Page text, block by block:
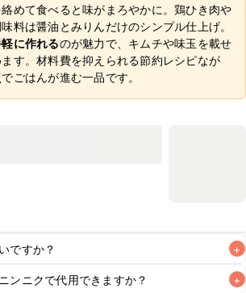
めて食べると味がまろやかに。鶏ひき肉や
料は醤油とみりんだけのシンプル仕上げ。
に作れるのが魅力で、キムチや味玉を載せ
す。材料費を抑えられる節約レシピなが
ごはんが進む一品です。
ですか？ +
来たてをお召し上がりいただくことをお
ンニクで代用できますか？ +